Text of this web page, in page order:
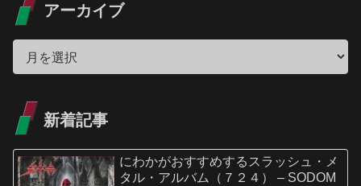
アーカイブ
新着記事
にわかがおすすめするスラッシュ・メ
タル・アルバム（７２４） – SODOM